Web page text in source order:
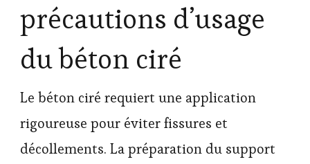
précautions d’usage
du béton ciré
Le béton ciré requiert une application
rigoureuse pour éviter fissures et
décollements. La préparation du support